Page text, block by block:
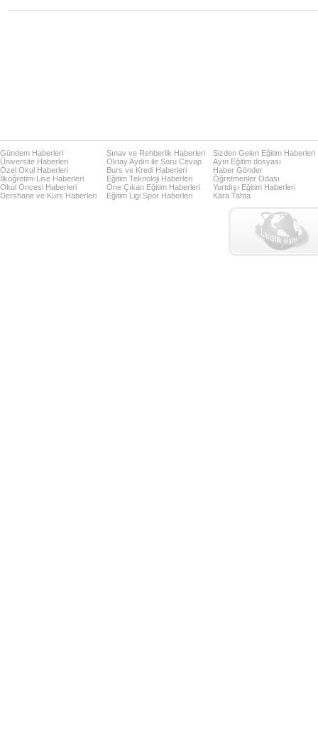
Gündem Haberleri
Üniversite Haberleri
Özel Okul Haberleri
İlköğretim-Lise Haberleri
Okul Öncesi Haberleri
Dershane ve Kurs Haberleri
Sınav ve Rehberlik Haberleri
Oktay Aydın ile Soru Cevap
Burs ve Kredi Haberleri
Eğitim Teknoloji Haberleri
Öne Çıkan Eğitim Haberleri
Eğitim Ligi Spor Haberleri
Sizden Gelen Eğitim Haberleri
Ayın Eğitim dosyası
Haber Gönder
Öğretmenler Odası
Yurtdışı Eğitim Haberleri
Kara Tahta